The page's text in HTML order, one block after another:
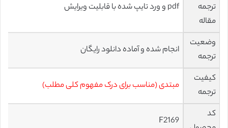
ترجمه
مقاله
pdf و ورد تایپ شده با قابلیت ویرایش
وضعیت
ترجمه
انجام شده و آماده دانلود رایگان
کیفیت
ترجمه
مبتدی (مناسب برای درک مفهوم کلی مطلب)
کد
F2169